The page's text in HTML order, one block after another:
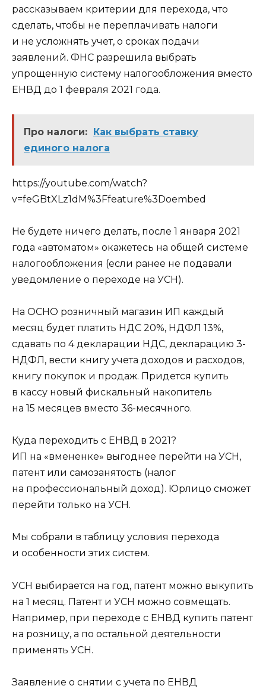
рассказываем критерии для перехода, что
сделать, чтобы не переплачивать налоги
и не усложнять учет, о сроках подачи
заявлений. ФНС разрешила выбрать
упрощенную систему налогообложения вместо
ЕНВД до 1 февраля 2021 года.
Про налоги: Как выбрать ставку
единого налога
https://youtube.com/watch?
v=feGBtXLz1dM%3Ffeature%3Doembed
Не будете ничего делать, после 1 января 2021
года «автоматом» окажетесь на общей системе
налогообложения (если ранее не подавали
уведомление о переходе на УСН).
На ОСНО розничный магазин ИП каждый
месяц будет платить НДС 20%, НДФЛ 13%,
сдавать по 4 декларации НДС, декларацию 3-
НДФЛ, вести книгу учета доходов и расходов,
книгу покупок и продаж. Придется купить
в кассу новый фискальный накопитель
на 15 месяцев вместо 36-месячного.
Куда переходить с ЕНВД в 2021?
ИП на «вмененке» выгоднее перейти на УСН,
патент или самозанятость (налог
на профессиональный доход). Юрлицо сможет
перейти только на УСН.
Мы собрали в таблицу условия перехода
и особенности этих систем.
УСН выбирается на год, патент можно выкупить
на 1 месяц. Патент и УСН можно совмещать.
Например, при переходе с ЕНВД купить патент
на розницу, а по остальной деятельности
применять УСН.
Заявление о снятии с учета по ЕНВД